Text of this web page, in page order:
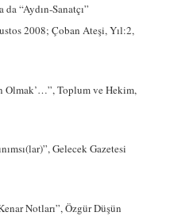
“Aydın-Sanatçı”
2008; Çoban Ateşi, Yıl:2,
Olmak’…”, Toplum ve Hekim,
Gelecek Gazetesi
Notları”, Özgür Düşün